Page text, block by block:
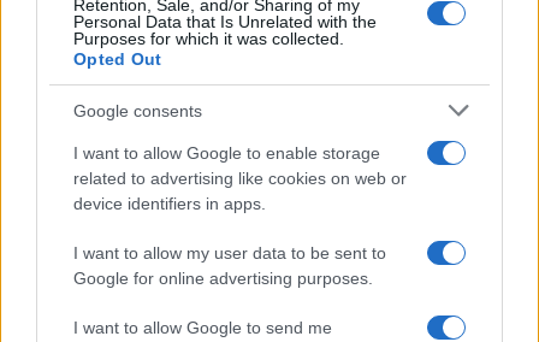
Retention, Sale, and/or Sharing of my
Personal Data that Is Unrelated with the
Purposes for which it was collected.
Opted Out
Google consents
I want to allow Google to enable storage
related to advertising like cookies on web or
device identifiers in apps.
I want to allow my user data to be sent to
Google for online advertising purposes.
I want to allow Google to send me
Media: Με ενίσχυση 8 εκατ. ευρώ σε 451 επιχειρήσεις
ξεκίνησε το πρόγραμμα στήριξης- Κάλυψη εισφορών
ΕΔΟΕΑΠ
Η Toyota φέρνει νέα γενιά
μπαταριών για τα υβριδικά
Σε κινεζική… πολιορκία η
αυτοκινητοβιομηχανία